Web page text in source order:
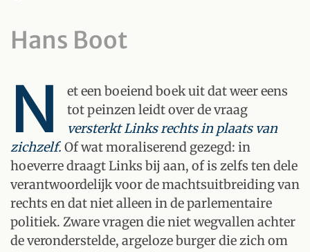
Hans Boot
N
et een boeiend boek uit dat weer eens
tot peinzen leidt over de vraag
versterkt Links rechts in plaats van
zichzelf. Of wat moraliserend gezegd: in
hoeverre draagt Links bij aan, of is zelfs ten dele
verantwoordelijk voor de machtsuitbreiding van
rechts en dat niet alleen in de parlementaire
politiek. Zware vragen die niet wegvallen achter
de veronderstelde, argeloze burger die zich om